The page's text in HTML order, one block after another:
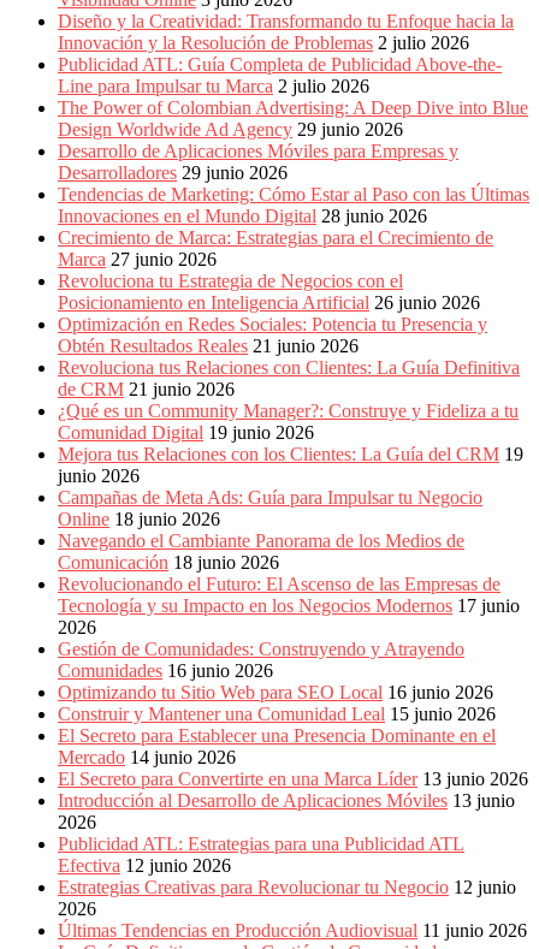
Diseño y la Creatividad: Transformando tu Enfoque hacia la
Innovación y la Resolución de Problemas 2 julio 2026
Publicidad ATL: Guía Completa de Publicidad Above-the-
Line para Impulsar tu Marca 2 julio 2026
The Power of Colombian Advertising: A Deep Dive into Blue
Design Worldwide Ad Agency 29 junio 2026
Desarrollo de Aplicaciones Móviles para Empresas y
Desarrolladores 29 junio 2026
Tendencias de Marketing: Cómo Estar al Paso con las Últimas
Innovaciones en el Mundo Digital 28 junio 2026
Crecimiento de Marca: Estrategias para el Crecimiento de
Marca 27 junio 2026
Revoluciona tu Estrategia de Negocios con el
Posicionamiento en Inteligencia Artificial 26 junio 2026
Optimización en Redes Sociales: Potencia tu Presencia y
Obtén Resultados Reales 21 junio 2026
Revoluciona tus Relaciones con Clientes: La Guía Definitiva
de CRM 21 junio 2026
¿Qué es un Community Manager?: Construye y Fideliza a tu
Comunidad Digital 19 junio 2026
Mejora tus Relaciones con los Clientes: La Guía del CRM 19
junio 2026
Campañas de Meta Ads: Guía para Impulsar tu Negocio
Online 18 junio 2026
Navegando el Cambiante Panorama de los Medios de
Comunicación 18 junio 2026
Revolucionando el Futuro: El Ascenso de las Empresas de
Tecnología y su Impacto en los Negocios Modernos 17 junio
2026
Gestión de Comunidades: Construyendo y Atrayendo
Comunidades 16 junio 2026
Optimizando tu Sitio Web para SEO Local 16 junio 2026
Construir y Mantener una Comunidad Leal 15 junio 2026
El Secreto para Establecer una Presencia Dominante en el
Mercado 14 junio 2026
El Secreto para Convertirte en una Marca Líder 13 junio 2026
Introducción al Desarrollo de Aplicaciones Móviles 13 junio
2026
Publicidad ATL: Estrategias para una Publicidad ATL
Efectiva 12 junio 2026
Estrategias Creativas para Revolucionar tu Negocio 12 junio
2026
Últimas Tendencias en Producción Audiovisual 11 junio 2026